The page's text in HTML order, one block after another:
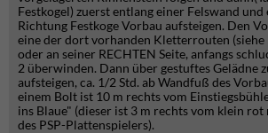
Festkogel) zuerst entlang einer Felswand
Richtung Festkoge Vorbau aufsteigen. Den
eine der dort vorhanden Kletterrouten (siehe
oder an seiner RECHTEN Seite, anfangs
2 überwinden. Dann über gestuftes Gelädne
aufsteigen, ca. 1/2 Std. ab Wandfuß des
einem Bolt ist 10 m rechts vom
ins Blaue" (dieser ist 3 m rechts vom klein
des PSP-Plattenspielers).